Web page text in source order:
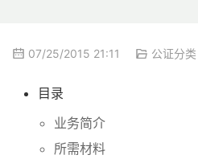
07/25/2015 21:11 公证分类
目录
业务简介
所需材料